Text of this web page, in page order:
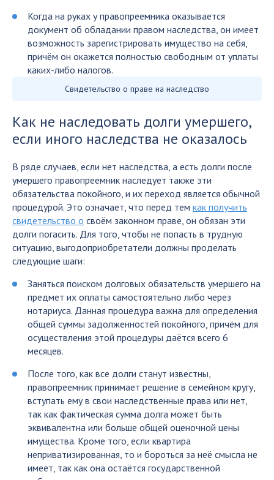
Когда на руках у правопреемника оказывается
документ об обладании правом наследства, он имеет
возможность зарегистрировать имущество на себя,
причём он окажется полностью свободным от уплаты
каких-либо налогов.
Свидетельство о праве на наследство
Как не наследовать долги умершего,
если иного наследства не оказалось
В ряде случаев, если нет наследства, а есть долги после
умершего правопреемник наследует также эти
обязательства покойного, и их переход является обычной
процедурой. Это означает, что перед тем как получить
свидетельство о своём законном праве, он обязан эти
долги погасить. Для того, чтобы не попасть в трудную
ситуацию, выгодоприобретатели должны проделать
следующие шаги:
Заняться поиском долговых обязательств умершего на
предмет их оплаты самостоятельно либо через
нотариуса. Данная процедура важна для определения
общей суммы задолженностей покойного, причём для
осуществления этой процедуры даётся всего 6
месяцев.
После того, как все долги станут известны,
правопреемник принимает решение в семейном кругу,
вступать ему в свои наследственные права или нет,
так как фактическая сумма долга может быть
эквивалентна или больше общей оценочной цены
имущества. Кроме того, если квартира
неприватизированная, то и бороться за неё смысла не
имеет, так как она остаётся государственной